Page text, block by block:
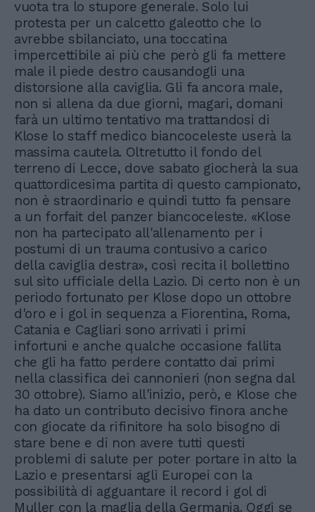
vuota tra lo stupore generale. Solo lui
protesta per un calcetto galeotto che lo
avrebbe sbilanciato, una toccatina
impercettibile ai più che però gli fa mettere
male il piede destro causandogli una
distorsione alla caviglia. Gli fa ancora male,
non si allena da due giorni, magari, domani
farà un ultimo tentativo ma trattandosi di
Klose lo staff medico biancoceleste userà la
massima cautela. Oltretutto il fondo del
terreno di Lecce, dove sabato giocherà la sua
quattordicesima partita di questo campionato,
non è straordinario e quindi tutto fa pensare
a un forfait del panzer biancoceleste. «Klose
non ha partecipato all'allenamento per i
postumi di un trauma contusivo a carico
della caviglia destra», così recita il bollettino
sul sito ufficiale della Lazio. Di certo non è un
periodo fortunato per Klose dopo un ottobre
d'oro e i gol in sequenza a Fiorentina, Roma,
Catania e Cagliari sono arrivati i primi
infortuni e anche qualche occasione fallita
che gli ha fatto perdere contatto dai primi
nella classifica dei cannonieri (non segna dal
30 ottobre). Siamo all'inizio, però, e Klose che
ha dato un contributo decisivo finora anche
con giocate da rifinitore ha solo bisogno di
stare bene e di non avere tutti questi
problemi di salute per poter portare in alto la
Lazio e presentarsi agli Europei con la
possibilità di agguantare il record i gol di
Muller con la maglia della Germania. Oggi se